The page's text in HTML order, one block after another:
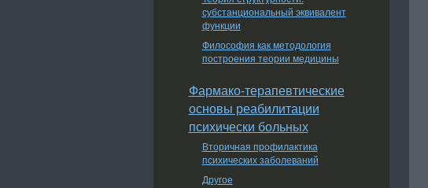
субстанциональный эквивалент
функции
Философия как методология
построения теории медицины
Фармако-терапевтические
основы реабилитации
психически больных
Вторичная профилактика
психических заболеваний
Другое